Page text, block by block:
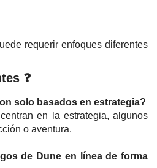
requerir enfoques diferentes
❓
solo basados en estrategia?
en la estrategia, algunos
o aventura.
de Dune en línea de forma